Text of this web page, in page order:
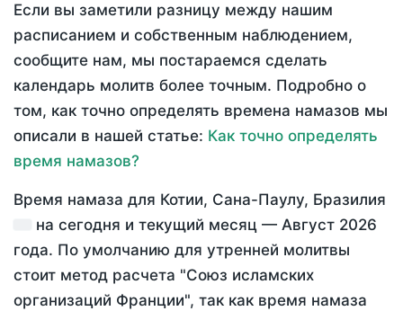
Если вы заметили разницу между нашим
расписанием и собственным наблюдением,
сообщите нам, мы постараемся сделать
календарь молитв более точным. Подробно о
том, как точно определять времена намазов мы
описали в нашей статье: Как точно определять
время намазов?
Время намаза для Котии, Сана-Паулу, Бразилия
на сегодня и текущий месяц — Август 2026
года. По умолчанию для утренней молитвы
стоит метод расчета "Союз исламских
организаций Франции", так как время намаза